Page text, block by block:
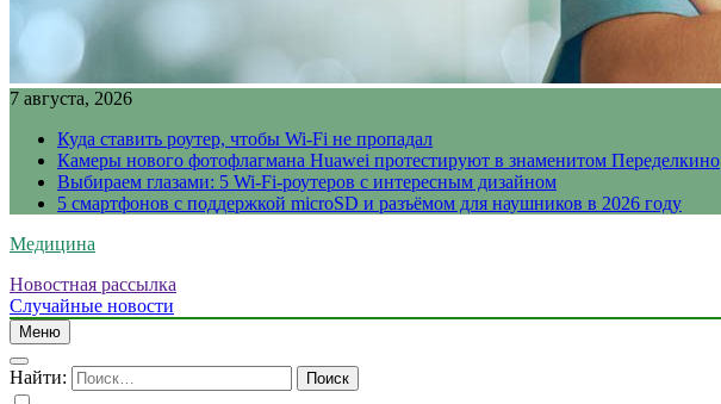
7 августа, 2026
Куда ставить роутер, чтобы Wi-Fi не пропадал
Камеры нового фотофлагмана Huawei протестируют в знаменитом Переделкино
Выбираем глазами: 5 Wi-Fi-роутеров с интересным дизайном
5 смартфонов с поддержкой microSD и разъёмом для наушников в 2026 году
Медицина
Новостная рассылка
Случайные новости
Меню
Найти: